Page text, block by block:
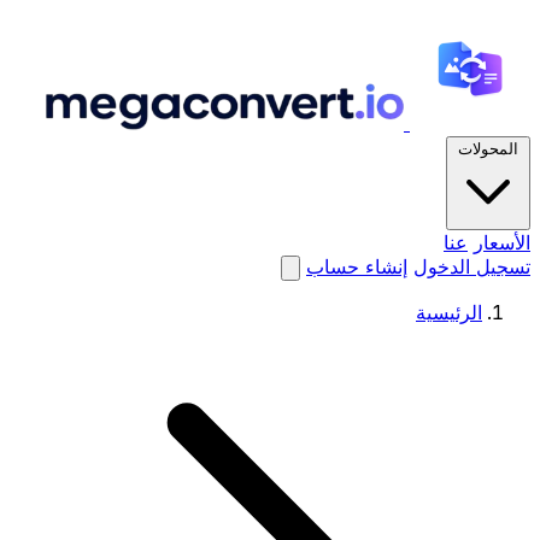
المحولات
الأسعار عنا
تسجيل الدخول إنشاء حساب
الرئيسية